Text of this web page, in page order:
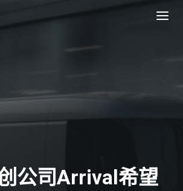
公司Arrival希望